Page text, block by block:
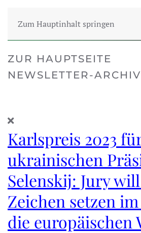
Zum Hauptinhalt springen
ZUR HAUPTSEITE
NEWSLETTER-ARCHIV
Karlspreis 2023
ukrainischen
Selenskij: Jury
Zeichen setzen
die europäischen